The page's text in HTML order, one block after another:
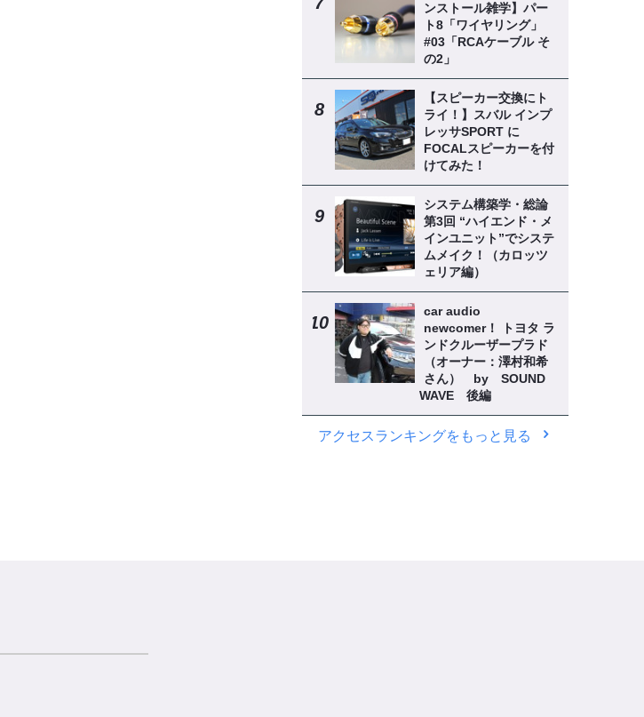
ンストール雑学】パー
ト8「ワイヤリング」
#03「RCAケーブル そ
の2」
【スピーカー交換にト
ライ！】スバル インプ
レッサSPORT に
FOCALスピーカーを付
けてみた！
システム構築学・総論
第3回 “ハイエンド・メ
インユニット”でシステ
ムメイク！（カロッツ
ェリア編）
car audio
newcomer！ トヨタ ラ
ンドクルーザープラド
（オーナー：澤村和希
さん） by SOUND
WAVE 後編
アクセスランキングをもっと見る